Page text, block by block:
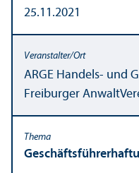
25.11.2021
ARGE Handels- und
Freiburger